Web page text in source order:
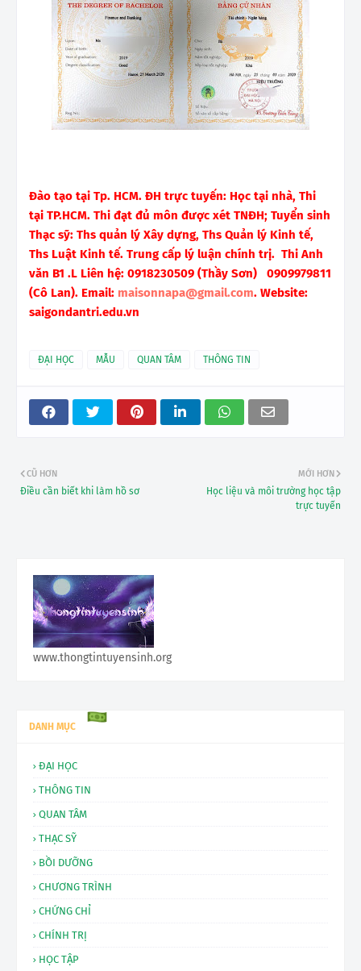
Đào tạo tại Tp. HCM. ĐH trực tuyến: Học tại nhà, Thi
tại TP.HCM. Thi đạt đủ môn được xét TNĐH; Tuyển sinh
Thạc sỹ: Ths quản lý Xây dựng, Ths Quản lý Kinh tế,
Ths Luật Kinh tế. Trung cấp lý luận chính trị. Thi Anh
văn B1 .L Liên hệ: 0918230509 (Thầy Sơn)
0909979811
(Cô Lan). Email: maisonnapa@gmail.com. Website:
saigondantri.edu.vn
ĐẠI HỌC MẪU QUAN TÂM THÔNG TIN
MỚI HƠN
Học liệu và môi trường học tập
trực tuyến
CŨ HƠN
Điều cần biết khi làm hồ sơ
www.thongtintuyensinh.org
DANH MỤC
ĐẠI HỌC
THÔNG TIN
QUAN TÂM
THẠC SỸ
BỒI DƯỠNG
CHƯƠNG TRÌNH
CHỨNG CHỈ
CHÍNH TRỊ
HỌC TẬP